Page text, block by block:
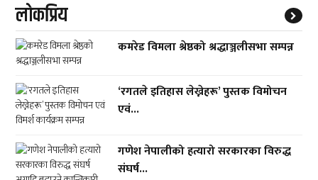
लाेकप्रिय
कमरेड विमला श्रेष्ठको श्रद्धाञ्जलीसभा सम्पन्न
‘रगतले इतिहास लेख्नेहरू’ पुस्तक विमोचन
एवं...
गणेश नेपालीको हत्यारो सरकारका विरुद्ध
संघर्ष...